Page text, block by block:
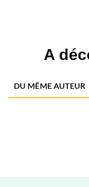
A
DU MÊME AUTEUR